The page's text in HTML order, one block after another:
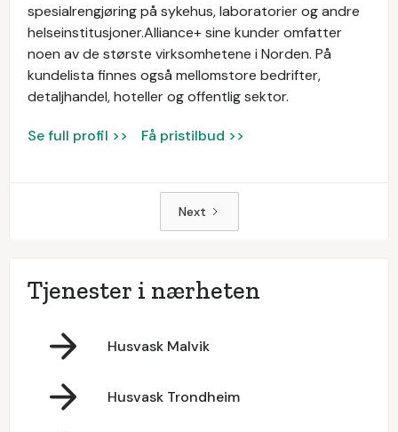
spesialrengjøring på sykehus, laboratorier og andre
helseinstitusjoner.Alliance+ sine kunder omfatter
noen av de største virksomhetene i Norden. På
kundelista finnes også mellomstore bedrifter,
detaljhandel, hoteller og offentlig sektor.
Se full profil >> Få pristilbud >>
Next
Tjenester i nærheten
Husvask Malvik
Husvask Trondheim